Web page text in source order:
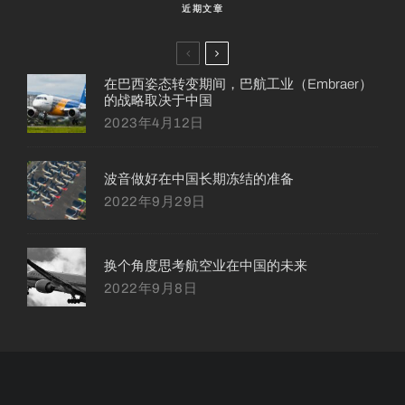
近期文章
在巴西姿态转变期间，巴航工业（Embraer）
的战略取决于中国
2023年4月12日
波音做好在中国长期冻结的准备
2022年9月29日
换个角度思考航空业在中国的未来
2022年9月8日